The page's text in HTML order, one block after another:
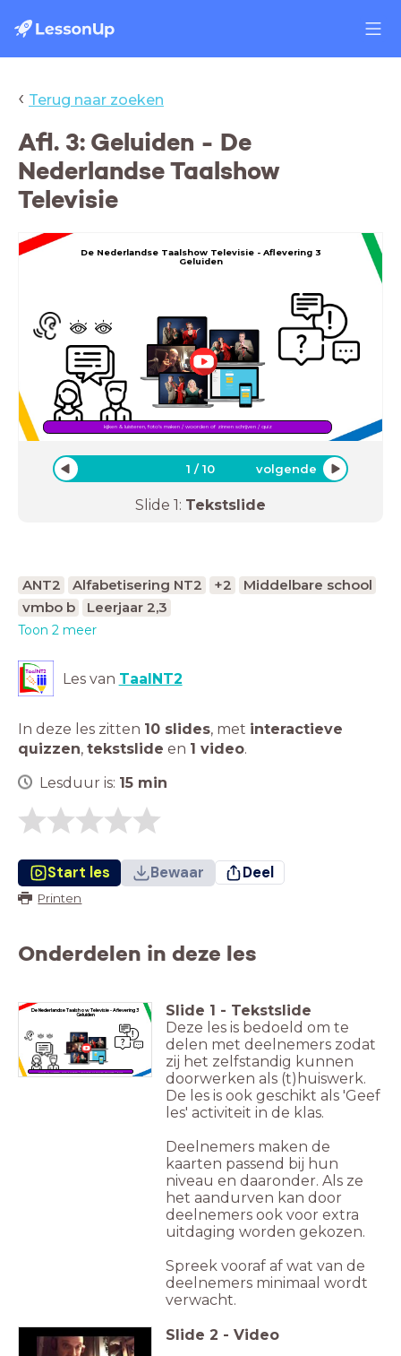
‹ Terug naar zoeken
Afl. 3: Geluiden - De
Nederlandse Taalshow
Televisie
De Nederlandse Taalshow Televisie - Aflevering 3
Geluiden
kijken & luisteren, foto's maken / woorden of zinnen schrijven / quiz
1 /10 volgende
Slide 1: Tekstslide
ANT2 Alfabetisering NT2 +2
Middelbare school
vmbo b
Leerjaar 2,3
Toon 2 meer
Les van TaalNT2
In deze les zitten 10 slides, met interactieve
quizzen, tekstslide en 1 video.
Lesduur is: 15 min
Start les Bewaar Deel
Printen
Onderdelen in deze les
De Nederlandse Taalshow Televisie -Aflevering 3
Geluiden
kijken & luisteren, foto's maken / woorden of zinnen schrijven / quiz
Slide 1 - Tekstslide
Deze les is bedoeld om te
delen met deelnemers zodat
zij het zelfstandig kunnen
doorwerken als (t)huiswerk.
De les is ook geschikt als 'Geef
les' activiteit in de klas.
Deelnemers maken de
kaarten passend bij hun
niveau en daaronder. Als ze
het aandurven kan door
deelnemers ook voor extra
uitdaging worden gekozen.
Spreek vooraf af wat van de
deelnemers minimaal wordt
verwacht.
Slide 2 - Video